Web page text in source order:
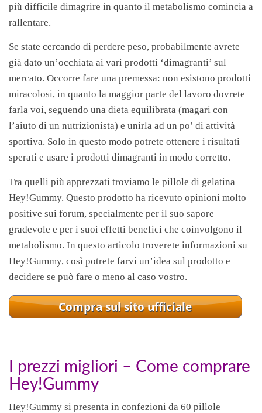
più difficile dimagrire in quanto il metabolismo comincia a
rallentare.
Se state cercando di perdere peso, probabilmente avrete
già dato un’occhiata ai vari prodotti ‘dimagranti’ sul
mercato. Occorre fare una premessa: non esistono prodotti
miracolosi, in quanto la maggior parte del lavoro dovrete
farla voi, seguendo una dieta equilibrata (magari con
l’aiuto di un nutrizionista) e unirla ad un po’ di attività
sportiva. Solo in questo modo potrete ottenere i risultati
sperati e usare i prodotti dimagranti in modo corretto.
Tra quelli più apprezzati troviamo le pillole di gelatina
Hey!Gummy. Questo prodotto ha ricevuto opinioni molto
positive sui forum, specialmente per il suo sapore
gradevole e per i suoi effetti benefici che coinvolgono il
metabolismo. In questo articolo troverete informazioni su
Hey!Gummy, così potrete farvi un’idea sul prodotto e
decidere se può fare o meno al caso vostro.
I prezzi migliori – Come comprare
Hey!Gummy
Hey!Gummy si presenta in confezioni da 60 pillole